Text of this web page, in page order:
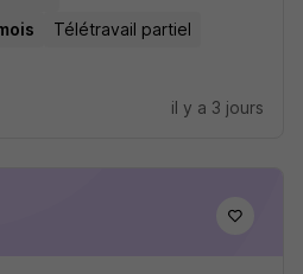
Télétravail partiel
il y a 3 jours